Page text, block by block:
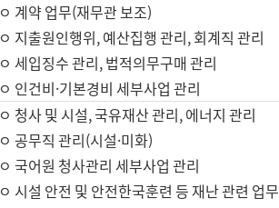
ㅇ 계약 업무(재무관 보조)
ㅇ 지출원인행위, 예산집행 관리, 회계직 관리
ㅇ 세입징수 관리, 법적의무구매 관리
ㅇ 인건비·기본경비 세부사업 관리
ㅇ 청사 및 시설, 국유재산 관리, 에너지 관리
ㅇ 공무직 관리(시설·미화)
ㅇ 국어원 청사관리 세부사업 관리
ㅇ 시설 안전 및 안전한국훈련 등 재난 관련 업무